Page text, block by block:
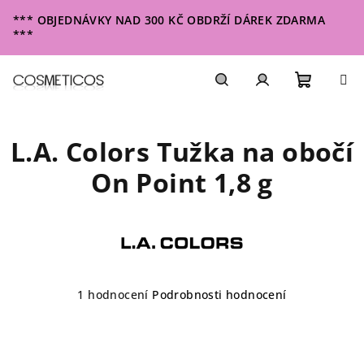
na
obsah
*** OBJEDNÁVKY NAD 300 KČ OBDRŽÍ DÁREK ZDARMA
***
košík
L.A. Colors Tužka na obočí
On Point 1,8 g
Průměrné
1 hodnocení Podrobnosti hodnocení